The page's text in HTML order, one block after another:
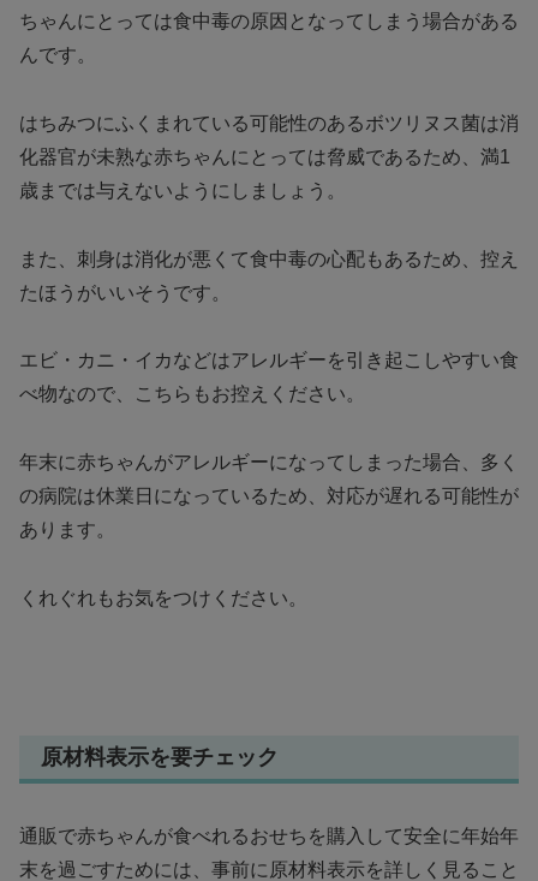
ちゃんにとっては食中毒の原因となってしまう場合がある
んです。
はちみつにふくまれている可能性のあるボツリヌス菌は消
化器官が未熟な赤ちゃんにとっては脅威であるため、満1
歳までは与えないようにしましょう。
また、刺身は消化が悪くて食中毒の心配もあるため、控え
たほうがいいそうです。
エビ・カニ・イカなどはアレルギーを引き起こしやすい食
べ物なので、こちらもお控えください。
年末に赤ちゃんがアレルギーになってしまった場合、多く
の病院は休業日になっているため、対応が遅れる可能性が
あります。
くれぐれもお気をつけください。
原材料表示を要チェック
通販で赤ちゃんが食べれるおせちを購入して安全に年始年
末を過ごすためには、事前に原材料表示を詳しく見ること